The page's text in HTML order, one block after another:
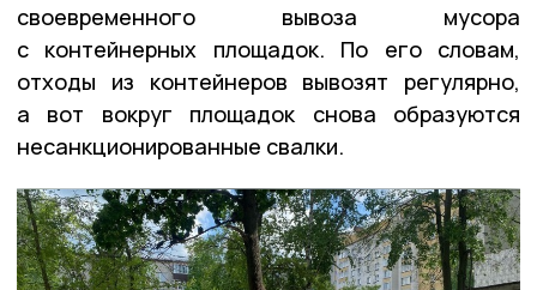
своевременного вывоза мусора
с контейнерных площадок. По его словам,
отходы из контейнеров вывозят регулярно,
а вот вокруг площадок снова образуются
несанкционированные свалки.